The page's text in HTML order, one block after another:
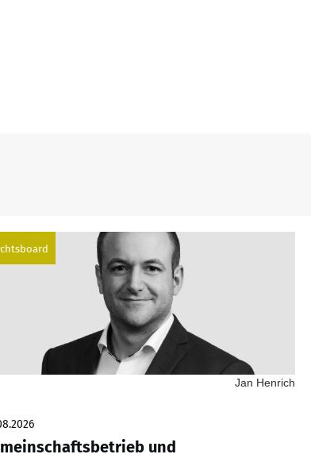
Jan Henrich
und